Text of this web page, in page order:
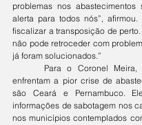
problemas nos
alerta para todos nós”, afirmou.
fiscalizar a transposição de
não pode retroceder com
já foram solucionados.”
enfrentam a pior crise de
são Ceará e Pernambuco.
informações de sabotagem nos
nos municípios contemplados